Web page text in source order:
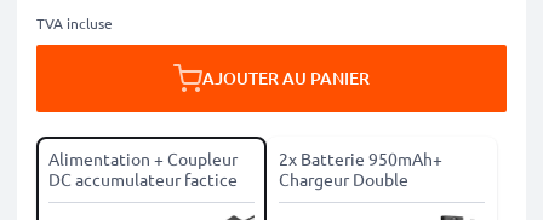
TVA incluse
AJOUTER AU PANIER
Alimentation + Coupleur
DC accumulateur factice
2x Batterie 950mAh+
Chargeur Double